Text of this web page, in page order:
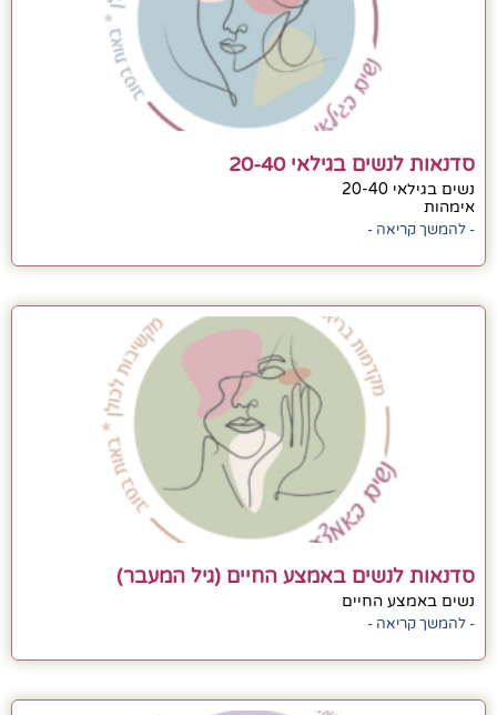
סדנאות לנשים בגילאי 20-40
נשים בגילאי 20-40
אימהות
- להמשך קריאה -
סדנאות לנשים באמצע החיים (גיל המעבר)
נשים באמצע החיים
- להמשך קריאה -